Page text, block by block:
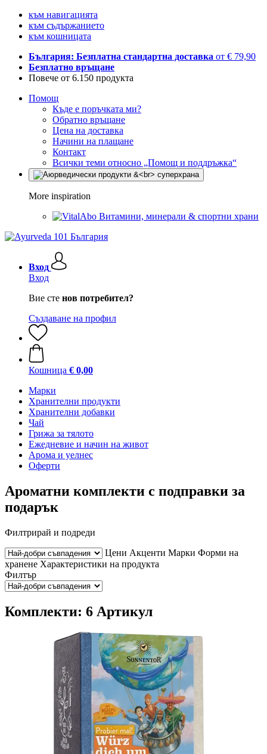
към навигацията
към съдържанието
към кошницата
България: Безплатна стандартна доставка от € 79,90
Безплатно връщане
Повече от 6.150 продукта
Помощ
Къде е поръчката ми?
Обратно връщане
Цена на доставка
Начини на плащане
Контакт
Всички теми относно „Помощ и поддръжка“
More inspiration
Витамини, минерали & спортни храни
Вход
Вход
Вие сте нов потребител?
Създаване на профил
Кошница € 0,00
Марки
Хранителни продукти
Хранителни добавки
Чай
Грижа за тялото
Ежедневие и начин на живот
Арома и уелнес
Оферти
Ароматни комплекти с подправки за
подарък
Филтрирай и подреди
Цени Акценти Марки Форми на
хранене Характеристики на продукта
Филтър
Комплекти: 6 Артикул